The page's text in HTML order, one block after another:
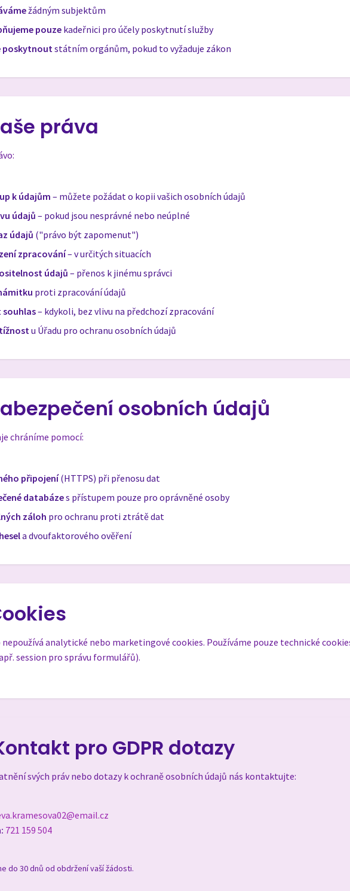
žádným subjektům
pouze kadeřnici pro účely poskytnutí služby
poskytnoutstátním orgánům, pokud to vyžaduje zákon
práva
k údajům – můžete požádat o kopii vašich osobních údajů
údajů – pokud jsou nesprávné nebo neúplné
údajů ("právo být zapomenut")
zpracování– v určitých situacích
údajů – přenos k jinému správci
proti zpracování údajů
souhlas– kdykoli, bez vlivu na předchozí zpracování
u Úřadu pro ochranu osobních údajů
osobních údajů
chráníme pomocí:
připojení(HTTPS) při přenosu dat
databázes přístupem pouze pro oprávněné osoby
záloh pro ochranu proti ztrátě dat
a dvoufaktorového ověření
nepoužívá analytické nebo marketingové cookies. Používáme pouze technické
session pro správu formulářů).
pro GDPR dotazy
svých práv nebo dotazy k ochraně osobních údajů nás kontaktujte:
721 159 504
do 30 dnů od obdržení vaší žádosti.